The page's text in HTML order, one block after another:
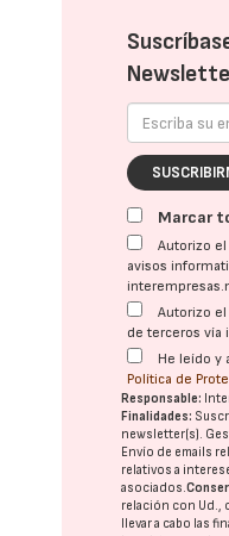
Marcar
Autorizo
avisos
Autorizo
de terceros vía
He leído y
Política de
Responsable:
Finalidades:
newsletter(s).
Envío de emails
relativos a
asociados.
relación con Ud.,
llevar a cabo las